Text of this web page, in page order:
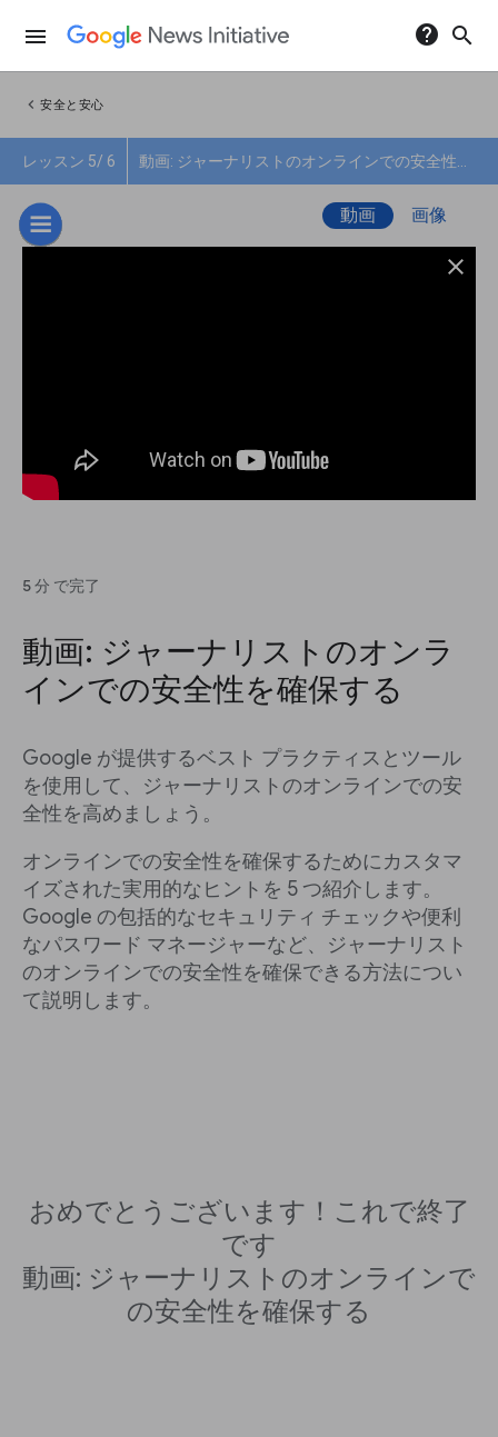
menu help search
chevron_left 安全と安心
レッスン 5/ 6
動画 画像
close
5 分 で完了
動画: ジャーナリストのオンラ
インでの安全性を確保する
Google が提供するベスト プラクティスとツール
を使用して、ジャーナリストのオンラインでの安
全性を高めましょう。
オンラインでの安全性を確保するためにカスタマ
イズされた実用的なヒントを 5 つ紹介します。
Google の包括的なセキュリティ チェックや便利
なパスワード マネージャーなど、ジャーナリスト
のオンラインでの安全性を確保できる方法につい
て説明します。
おめでとうございます！これで終了
です
動画: ジャーナリストのオンラインで
の安全性を確保する